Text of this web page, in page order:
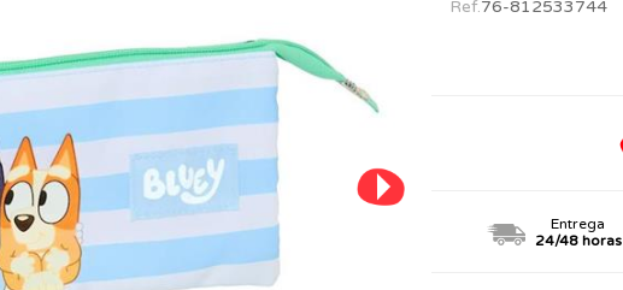
PERSONAJES
Ref.76-812533744
Entrega
24/48 horas